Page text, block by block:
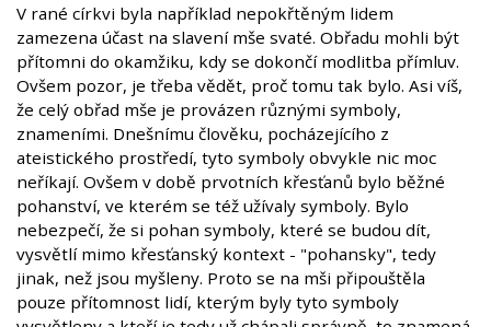
V rané církvi byla například nepokřtěným lidem
zamezena účast na slavení mše svaté. Obřadu mohli být
přítomni do okamžiku, kdy se dokončí modlitba přímluv.
Ovšem pozor, je třeba vědět, proč tomu tak bylo. Asi víš,
že celý obřad mše je provázen různými symboly,
znameními. Dnešnímu člověku, pocházejícího z
ateistického prostředí, tyto symboly obvykle nic moc
neříkají. Ovšem v době prvotních křesťanů bylo běžné
pohanství, ve kterém se též užívaly symboly. Bylo
nebezpečí, že si pohan symboly, které se budou dít,
vysvětlí mimo křesťanský kontext - "pohansky", tedy
jinak, než jsou myšleny. Proto se na mši připouštěla
pouze přítomnost lidí, kterým byly tyto symboly